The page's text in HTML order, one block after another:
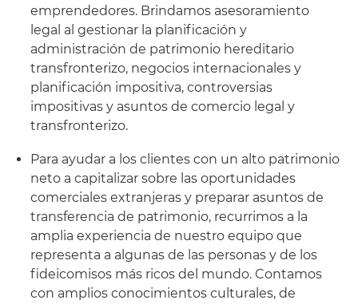
emprendedores. Brindamos asesoramiento
legal al gestionar la planificación y
administración de patrimonio hereditario
transfronterizo, negocios internacionales y
planificación impositiva, controversias
impositivas y asuntos de comercio legal y
transfronterizo.
Para ayudar a los clientes con un alto patrimonio
neto a capitalizar sobre las oportunidades
comerciales extranjeras y preparar asuntos de
transferencia de patrimonio, recurrimos a la
amplia experiencia de nuestro equipo que
representa a algunas de las personas y de los
fideicomisos más ricos del mundo. Contamos
con amplios conocimientos culturales, de